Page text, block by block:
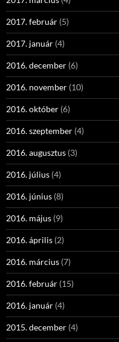
2017. február (5)
2017. január (4)
2016. december (6)
2016. november (10)
2016. október (6)
2016. szeptember (4)
2016. augusztus (3)
2016. július (4)
2016. június (8)
2016. május (9)
2016. április (2)
2016. március (7)
2016. február (15)
2016. január (4)
2015. december (4)